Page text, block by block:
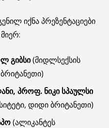
იქნა პრეზენტაციები
გიბსი(მიდლსექსის
პროფ. ნიკი სპაულსი
დიდი ბრიტანეთი)
(ალიკანტეს